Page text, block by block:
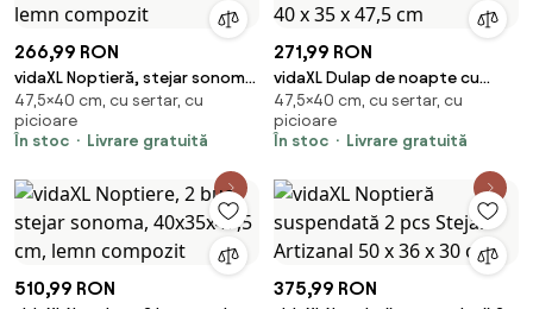
266,99 RON
vidaXL Noptieră, stejar sonoma,
40x35x47,5 cm, lemn compozit
47,5×40 cm, cu sertar, cu
picioare
În stoc
Livrare gratuită
271,99 RON
vidaXL Dulap de noapte cu
sertar Stejar Artizanal 40 x 35 x
47,5 cm
47,5×40 cm, cu sertar, cu
picioare
În stoc
Livrare gratuită
510,99 RON 375,99 RON